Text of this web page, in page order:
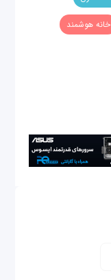
خانه هوشمند